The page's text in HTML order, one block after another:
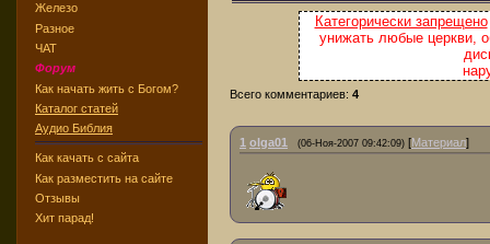
Железо
Разное
ЧАТ
Форум
Как начать жить с Богом?
Каталог статей
Аудио Библия
Как качать с сайта
Как разместить на сайте
Отзывы
Хит парад!
Категорически запрещено
унижать любые церкви,
Всего комментариев: 4
1 olga01 (06-Ноя-2007 09:42:09) [Материал]